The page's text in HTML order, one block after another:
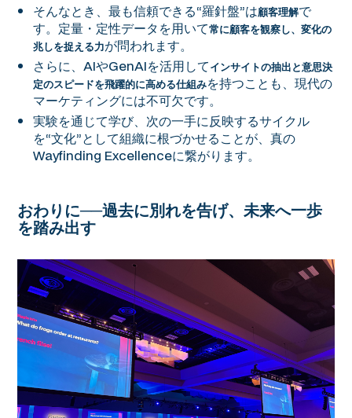
そんなとき、最も信頼できる“羅針盤”は顧客理解で
す。定量・定性データを用いて常に顧客を観察し、変化の
兆しを捉える力が問われます。
さらに、AIやGenAIを活用してインサイトの抽出と意思決
定のスピードを飛躍的に高める仕組みを持つことも、現代の
マーケティングには不可欠です。
実験を通じて学び、次の一手に反映するサイクル
を“文化”として組織に根づかせることが、真の
Wayfinding Excellenceに繋がります。
おわりに──過去に別れを告げ、未来へ一歩
を踏み出す